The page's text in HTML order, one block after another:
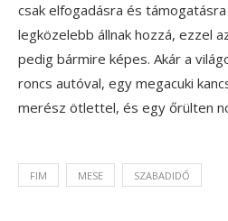
csak elfogadásra és
legközelebb állnak hozzá, ezzel
pedig bármire képes. Akár a
roncs autóval, egy megacuki
merész ötlettel, és egy őrülten
FIM MESE SZABADIDŐ